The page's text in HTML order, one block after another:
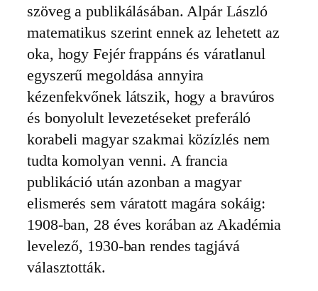
szöveg a publikálásában. Alpár László
matematikus szerint ennek az lehetett az
oka, hogy Fejér frappáns és váratlanul
egyszerű megoldása annyira
kézenfekvőnek látszik, hogy a bravúros
és bonyolult levezetéseket preferáló
korabeli magyar szakmai közízlés nem
tudta komolyan venni. A francia
publikáció után azonban a magyar
elismerés sem váratott magára sokáig:
1908-ban, 28 éves korában az Akadémia
levelező, 1930-ban rendes tagjává
választották.